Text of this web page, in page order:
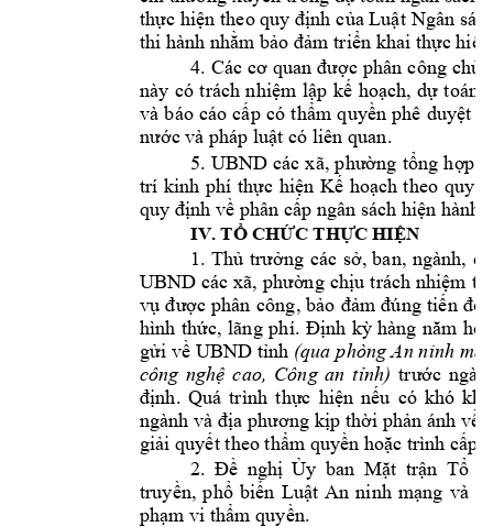
thực hiện theo quy định của Luật Ngân
thi hành nhằm bảo đảm triển khai thực hiện
4. Các cơ quan được phân công chủ
này có trách nhiệm lập kế hoạch, dự toán,
và báo cáo cấp có thẩm quyền phê duyệt
nước và pháp luật có liên quan.
5. UBND các xã, phường tổng hợp,
trí kinh phí thực hiện Kế hoạch theo quy
quy định về phân cấp ngân sách hiện hành.
IV. TỔ CHỨC THỰC HIỆN
1. Thủ trưởng các sở, ban, ngành, cơ
UBND các xã, phường chịu trách nhiệm tổ
vụ được phân công, bảo đảm đúng tiến độ,
hình thức, lãng phí. Định kỳ hàng năm
gửi về UBND tỉnh (qua phòng An ninh
công nghệ cao, Công an tỉnh) trước ngày
định. Quá trình thực hiện nếu có khó
ngành và địa phương kịp thời phản ánh về
giải quyết theo thẩm quyền hoặc trình cấp
2. Đề nghị Ủy ban Mặt trận Tổ
truyền, phổ biến Luật An ninh mạng và
phạm vi thẩm quyền.